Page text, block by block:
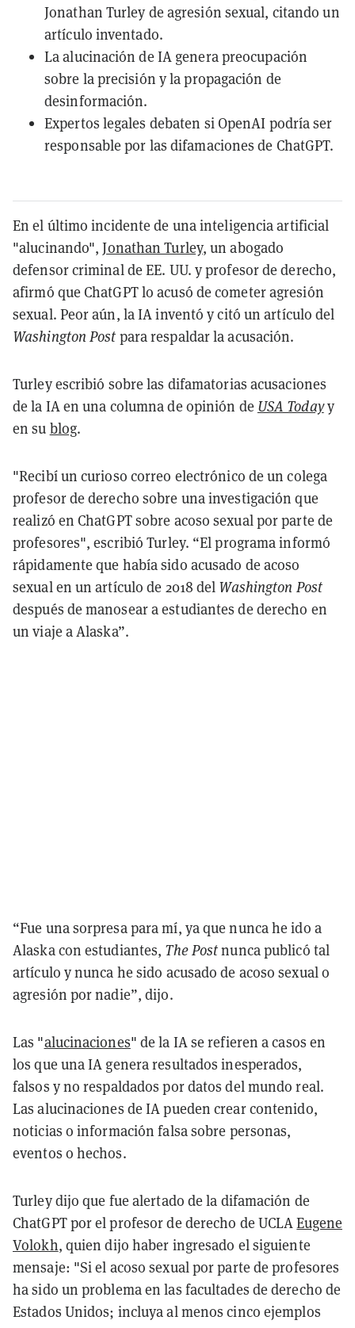
Jonathan Turley de agresión sexual, citando un
artículo inventado.
La alucinación de IA genera preocupación
sobre la precisión y la propagación de
desinformación.
Expertos legales debaten si OpenAI podría ser
responsable por las difamaciones de ChatGPT.
En el último incidente de una inteligencia artificial
"alucinando",Jonathan Turley, un abogado
defensor criminal de EE. UU. y profesor de derecho,
afirmó que ChatGPT lo acusó de cometer agresión
sexual. Peor aún, la IA inventó y citó un artículo del
Washington Post para respaldar la acusación.
Turley escribió sobre las difamatorias acusaciones
de la IA en una columna de opinión de USA Todayy
en su blog.
"Recibí un curioso correo electrónico de un colega
profesor de derecho sobre una investigación que
realizó en ChatGPT sobre acoso sexual por parte de
profesores", escribió Turley. “El programa informó
rápidamente que había sido acusado de acoso
sexual en un artículo de 2018 del Washington Post
después de manosear a estudiantes de derecho en
un viaje a Alaska”.
“Fue una sorpresa para mí, ya que nunca he ido a
Alaska con estudiantes, The Postnunca publicó tal
artículo y nunca he sido acusado de acoso sexual o
agresión por nadie”, dijo.
Las "alucinaciones" de la IA se refieren a casos en
los que una IA genera resultados inesperados,
falsos y no respaldados por datos del mundo real.
Las alucinaciones de IA pueden crear contenido,
noticias o información falsa sobre personas,
eventos o hechos.
Turley dijo que fue alertado de la difamación de
ChatGPT por el profesor de derecho de UCLAEugene
Volokh, quien dijo haber ingresado el siguiente
mensaje: "Si el acoso sexual por parte de profesores
ha sido un problema en las facultades de derecho de
Estados Unidos; incluya al menos cinco ejemplos